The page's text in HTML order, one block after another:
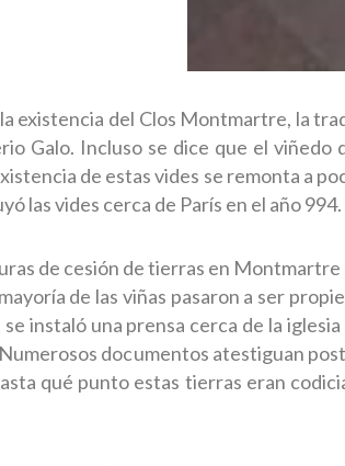
existencia del Clos Montmartre, la
Galo. Incluso se dice que el
de estas vides se remonta a
las vides cerca de París en el año 994.
de cesión de tierras en
de las viñas pasaron a ser
instaló una prensa cerca de la
documentos atestiguan
qué punto estas tierras eran